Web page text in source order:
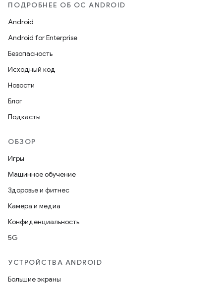
ПОДРОБНЕЕ ОБ ОС ANDROID
Android
Android for Enterprise
Безопасность
Исходный код
Новости
Блог
Подкасты
ОБЗОР
Игры
Машинное обучение
Здоровье и фитнес
Камера и медиа
Конфиденциальность
5G
УСТРОЙСТВА ANDROID
Большие экраны